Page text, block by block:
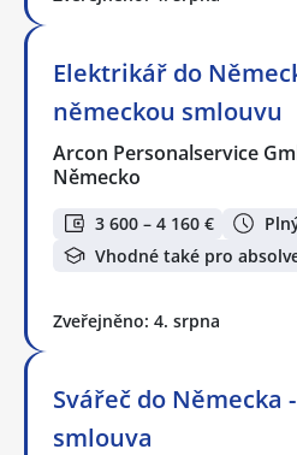
Elektrikář do
německou smlouvu
Arcon Personalservice
Německo
3 600 – 4 160 €
Vhodné také pro
Zveřejněno: 4. srpna
Svářeč do Německa
smlouva